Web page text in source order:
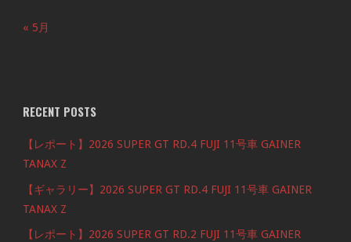
« 5月
RECENT POSTS
【レポート】2026 SUPER GT RD.4 FUJI 11号車 GAINER
TANAX Z
【ギャラリー】2026 SUPER GT RD.4 FUJI 11号車 GAINER
TANAX Z
【レポート】2026 SUPER GT RD.2 FUJI 11号車 GAINER